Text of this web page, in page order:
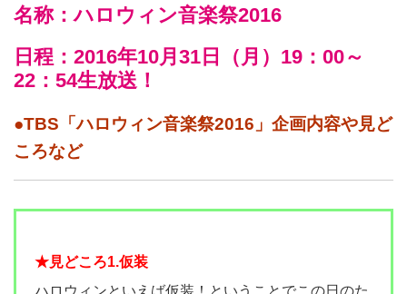
名称：ハロウィン音楽祭2016
日程：2016年10月31日（月）19：00～
22：54生放送！
●TBS「ハロウィン音楽祭2016」企画内容や見ど
ころなど
★見どころ1.仮装